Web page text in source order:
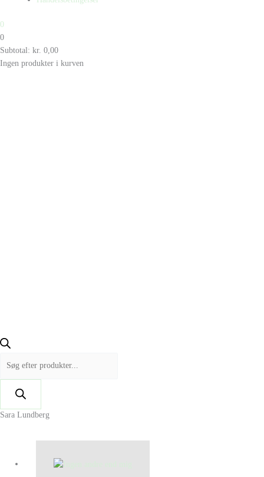
0
0
Subtotal: kr. 0,00
Ingen produkter i kurven
Sara Lundberg